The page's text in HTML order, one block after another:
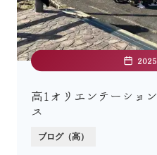
高1オリエンテーショ
ス
ブログ（高）